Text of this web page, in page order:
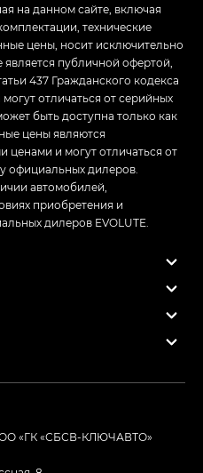
на данном сайте, включая
технические
цены, носит исключительно
публичной офертой,
437 Гражданского кодекса
отличаться от серийных
быть доступна только как
цены являются
и могут отличаться от
официальных дилеров.
автомобилей,
приобретения и
дилеров EVOLUTE.
«ГК «СБСВ-КЛЮЧАВТО»